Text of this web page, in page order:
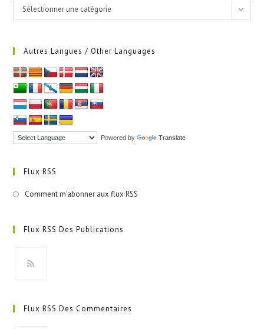
Catégories
Sélectionner une catégorie
Autres Langues / Other Languages
Powered by Translate
Flux RSS
Comment m'abonner aux flux RSS
Flux RSS Des Publications
un
Flux RSS Des Commentaires